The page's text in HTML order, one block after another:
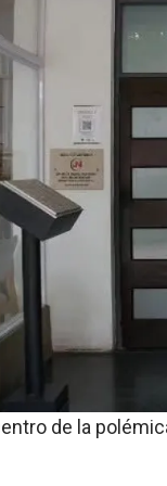
de la